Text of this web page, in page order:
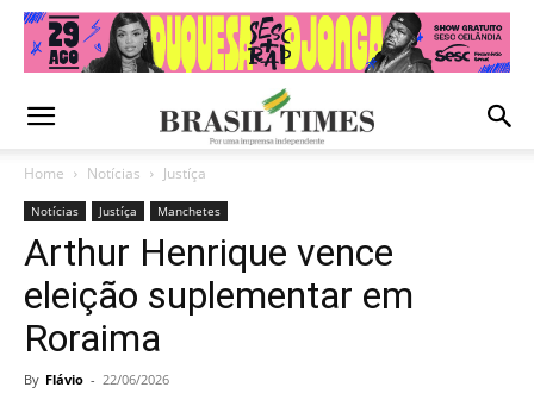
Home Notícias Justíça
Notícias Justíça Manchetes
Arthur Henrique vence
eleição suplementar em
Roraima
By Flávio - 22/06/2026